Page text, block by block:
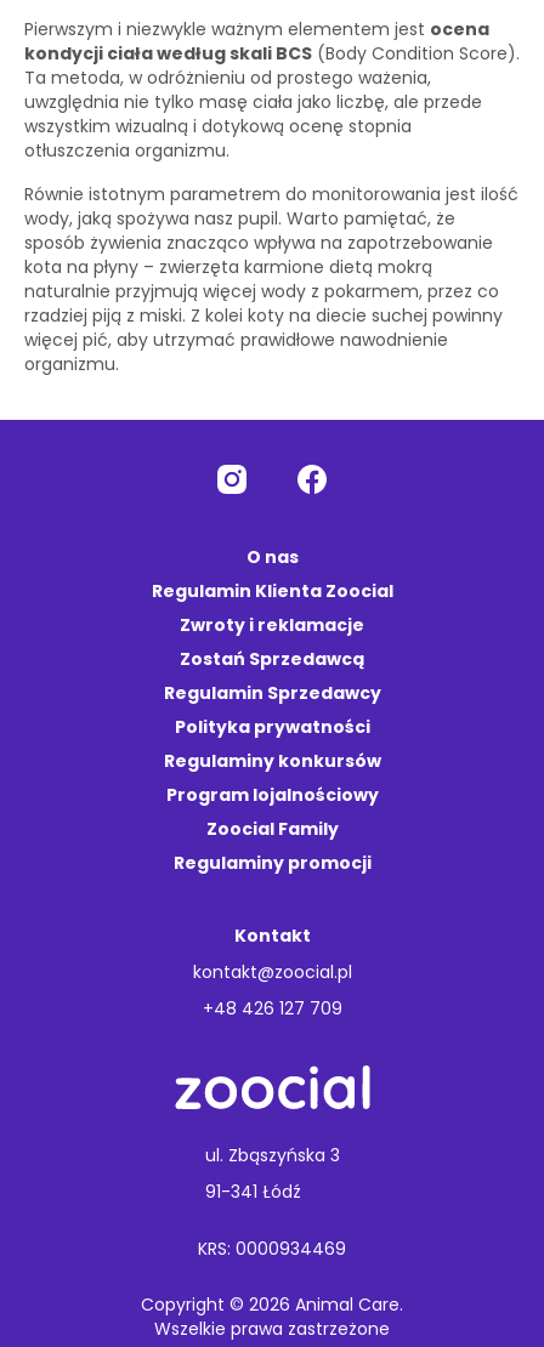
Pierwszym i niezwykle ważnym elementem jest ocena
kondycji ciała według skali BCS (Body Condition Score).
Ta metoda, w odróżnieniu od prostego ważenia,
uwzględnia nie tylko masę ciała jako liczbę, ale przede
wszystkim wizualną i dotykową ocenę stopnia
otłuszczenia organizmu.
Równie istotnym parametrem do monitorowania jest ilość
wody, jaką spożywa nasz pupil. Warto pamiętać, że
sposób żywienia znacząco wpływa na zapotrzebowanie
kota na płyny – zwierzęta karmione dietą mokrą
naturalnie przyjmują więcej wody z pokarmem, przez co
rzadziej piją z miski. Z kolei koty na diecie suchej powinny
więcej pić, aby utrzymać prawidłowe nawodnienie
organizmu.
O nas
Regulamin Klienta Zoocial
Zwroty i reklamacje
Zostań Sprzedawcą
Regulamin Sprzedawcy
Polityka prywatności
Regulaminy konkursów
Program lojalnościowy
Zoocial Family
Regulaminy promocji
Kontakt
kontakt@zoocial.pl
+48 426 127 709
ul. Zbąszyńska 3
91-341 Łódź
KRS: 0000934469
Copyright © 2026 Animal Care.
Wszelkie prawa zastrzeżone